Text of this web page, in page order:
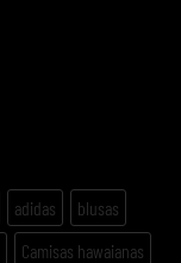
adidas
blusas
Camisas hawaianas